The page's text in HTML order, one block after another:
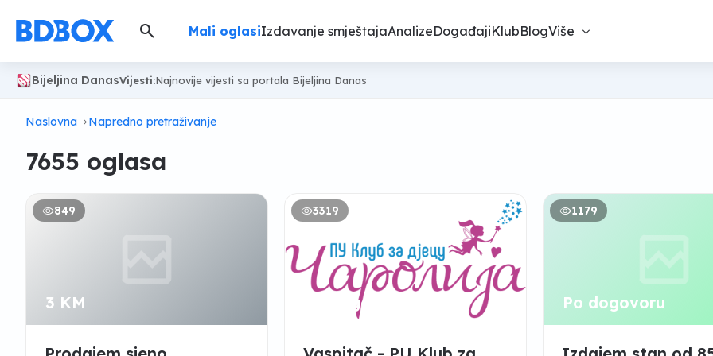
search Mali oglasiIzdavanje smještajaAnalizeDogađajiKlubBlogViše
Bijeljina DanasVijesti:Najnovije vijesti sa portala Bijeljina Danas
Naslovna Napredno pretraživanje
7655 oglasa
849
3 KM
3319
Po dogovoru
1179
Po dogovoru